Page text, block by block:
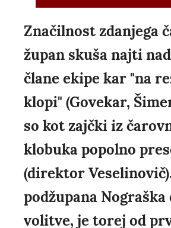
Značilnost zdanjega
župan skuša najti
člane ekipe kar "na
klopi" (Govekar,
so kot zajčki iz
klobuka popolno
(direktor
podžupana Nograška
volitve, je torej od